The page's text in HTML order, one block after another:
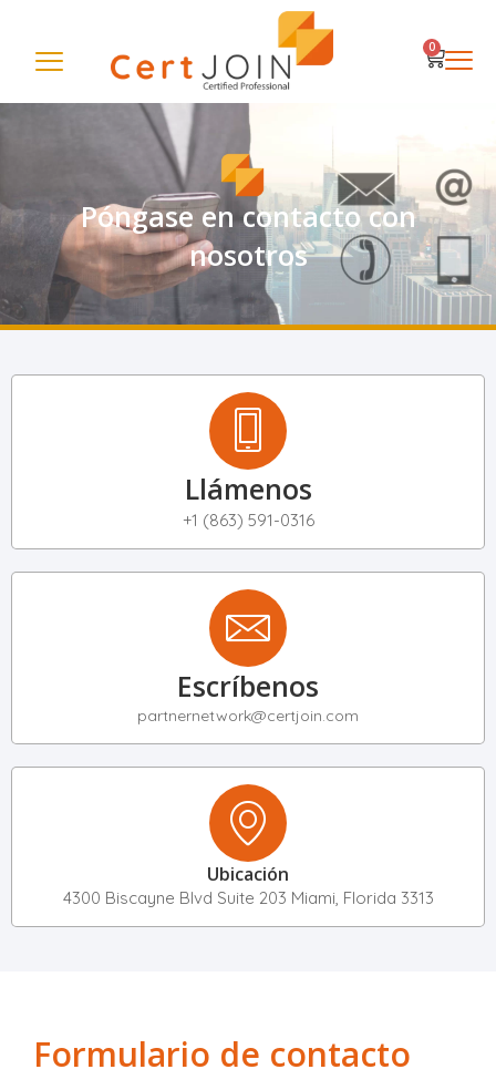
0
Póngase en contacto con
nosotros
Llámenos
+1 (863) 591-0316
Escríbenos
partnernetwork@certjoin.com
Ubicación
4300 Biscayne Blvd Suite 203 Miami, Florida 3313
Formulario de contacto